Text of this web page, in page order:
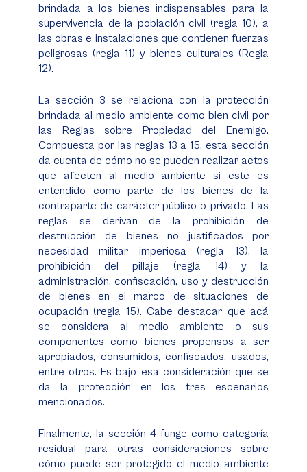
brindada a los bienes indispensables para la
supervivencia de la población civil (regla 10), a
las obras e instalaciones que contienen fuerzas
peligrosas (regla 11) y bienes culturales (Regla
12).
La sección 3 se relaciona con la protección
brindada al medio ambiente como bien civil por
las Reglas sobre Propiedad del Enemigo.
Compuesta por las reglas 13 a 15, esta sección
da cuenta de cómo no se pueden realizar actos
que afecten al medio ambiente si este es
entendido como parte de los bienes de la
contraparte de carácter público o privado. Las
reglas se derivan de la prohibición de
destrucción de bienes no justificados por
necesidad militar imperiosa (regla 13), la
prohibición del pillaje (regla 14) y la
administración, confiscación, uso y destrucción
de bienes en el marco de situaciones de
ocupación (regla 15). Cabe destacar que acá
se considera al medio ambiente o sus
componentes como bienes propensos a ser
apropiados, consumidos, confiscados, usados,
entre otros. Es bajo esa consideración que se
da la protección en los tres escenarios
mencionados.
Finalmente, la sección 4 funge como categoría
residual para otras consideraciones sobre
cómo puede ser protegido el medio ambiente